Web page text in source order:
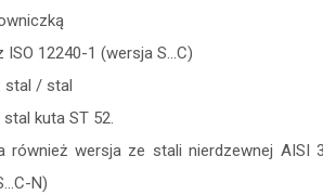
ISO 12240-1 (wersja S...C)
stal / stal
stal kuta ST 52.
również wersja ze stali nierdzewnej AISI
N)